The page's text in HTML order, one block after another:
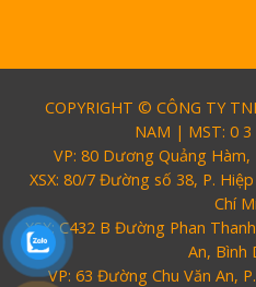
COPYRIGHT © CÔNG TY
NAM | MST: 0 3
VP: 80 Dương Quảng Hàm,
XSX: 80/7 Đường số 38, P.
Chí
XSX: C432 B Đường Phan
An, Bình
VP: 63 Đường Chu Văn An,